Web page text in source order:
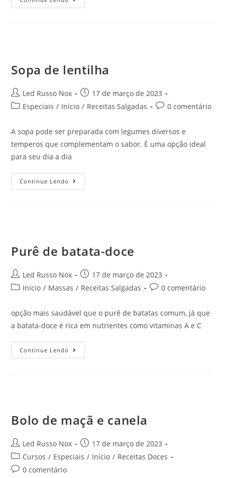
Sopa de lentilha
Led Russo Nox
17 de março de 2023
Especiais / Início / Receitas Salgadas 0 comentário
A sopa pode ser preparada com legumes diversos e
temperos que complementam o sabor. É uma opção ideal
para seu dia a dia
Continue Lendo
Purê de batata-doce
Led Russo Nox
17 de março de 2023
Início / Massas / Receitas Salgadas 0 comentário
opção mais saudável que o purê de batatas comum, já que
a batata-doce é rica em nutrientes como vitaminas A e C
Continue Lendo
Bolo de maçã e canela
Led Russo Nox
17 de março de 2023
Cursos / Especiais / Início / Receitas Doces
0 comentário